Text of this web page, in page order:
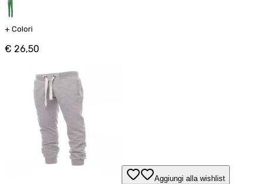
+ Colori
€ 26,50
Aggiungi alla wishlist